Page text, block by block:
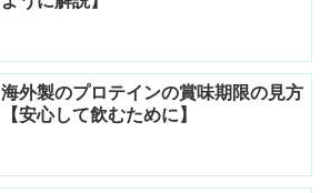
海外製のプロテインの賞味期限の見方
【安心して飲むために】